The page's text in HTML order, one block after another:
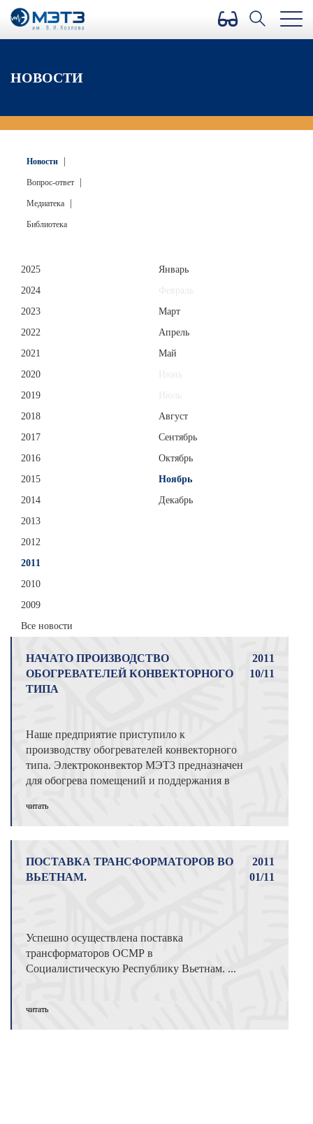
Версия для слабовидящих
НОВОСТИ
Новости
Вопрос-ответ
Медиатека
Библиотека
2025
2024
2023
2022
2021
2020
2019
2018
2017
2016
2015
2014
2013
2012
2011
2010
2009
Все новости
Январь
Март
Апрель
Май
Август
Сентябрь
Октябрь
Ноябрь
Декабрь
НАЧАТО ПРОИЗВОДСТВО
ОБОГРЕВАТЕЛЕЙ КОНВЕКТОРНОГО
ТИПА
2011
10/11
Наше предприятие приступило к
производству обогревателей конвекторного
типа. Электроконвектор МЭТЗ предназначен
для обогрева помещений и поддержания в
читать
ПОСТАВКА ТРАНСФОРМАТОРОВ ВО
ВЬЕТНАМ.
2011
01/11
Успешно осуществлена поставка
трансформаторов ОСМР в
Социалистическую Республику Вьетнам. ...
читать